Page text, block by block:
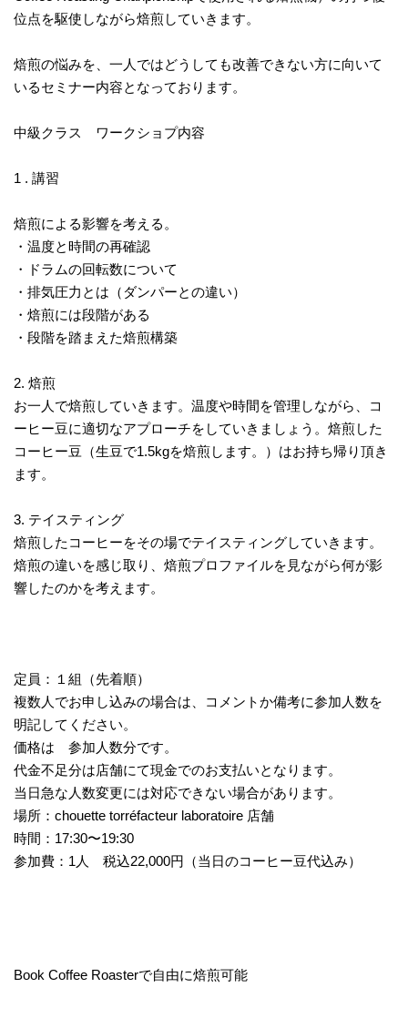
位点を駆使しながら焙煎していきます。
焙煎の悩みを、一人ではどうしても改善できない方に向いて
いるセミナー内容となっております。
中級クラス ワークショプ内容
1 . 講習
焙煎による影響を考える。
・温度と時間の再確認
・ドラムの回転数について
・排気圧力とは（ダンパーとの違い）
・焙煎には段階がある
・段階を踏まえた焙煎構築
2. 焙煎
お一人で焙煎していきます。温度や時間を管理しながら、コ
ーヒー豆に適切なアプローチをしていきましょう。焙煎した
コーヒー豆（生豆で1.5kgを焙煎します。）はお持ち帰り頂き
ます。
3. テイスティング
焙煎したコーヒーをその場でテイスティングしていきます。
焙煎の違いを感じ取り、焙煎プロファイルを見ながら何が影
響したのかを考えます。
定員：１組（先着順）
複数人でお申し込みの場合は、コメントか備考に参加人数を
明記してください。
価格は 参加人数分です。
代金不足分は店舗にて現金でのお支払いとなります。
当日急な人数変更には対応できない場合があります。
場所：chouette torréfacteur laboratoire 店舗
時間：17:30〜19:30
参加費：1人 税込22,000円（当日のコーヒー豆代込み）
Book Coffee Roasterで自由に焙煎可能